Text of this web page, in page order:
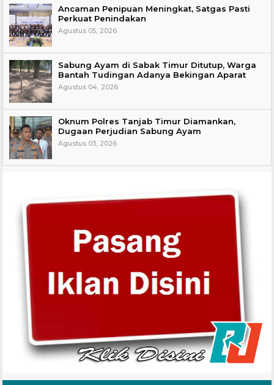
Ancaman Penipuan Meningkat, Satgas Pasti
Perkuat Penindakan
Agustus 05, 2026
Sabung Ayam di Sabak Timur Ditutup, Warga
Bantah Tudingan Adanya Bekingan Aparat
Agustus 04, 2026
Oknum Polres Tanjab Timur Diamankan,
Dugaan Perjudian Sabung Ayam
Agustus 03, 2026